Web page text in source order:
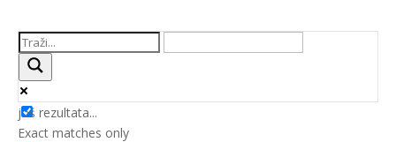
još rezultata...
Exact matches only